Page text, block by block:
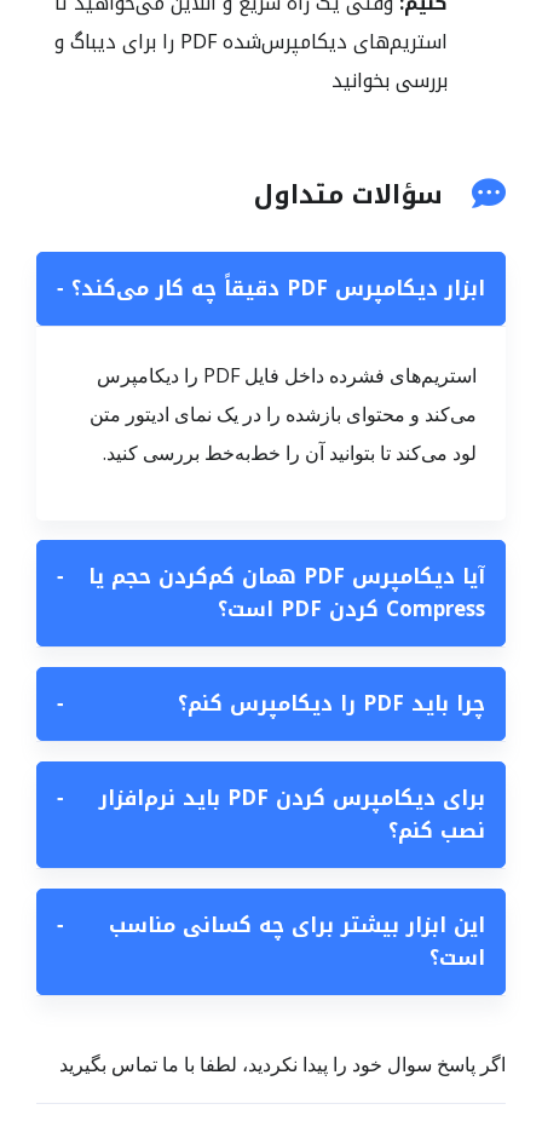
استریم‌های دیکامپرس‌شده PDF را برای دیباگ و
بررسی بخوانید
سؤالات متداول
ابزار دیکامپرس PDF دقیقاً چه کار می‌کند؟ −
استریم‌های فشرده داخل فایل PDF را دیکامپرس
می‌کند و محتوای بازشده را در یک نمای ادیتور متن
لود می‌کند تا بتوانید آن را خط‌به‌خط بررسی کنید.
آیا دیکامپرس PDF همان کم‌کردن حجم یا
Compress کردن PDF است؟
−
چرا باید PDF را دیکامپرس کنم؟ −
برای دیکامپرس کردن PDF باید نرم‌افزار
نصب کنم؟
−
این ابزار بیشتر برای چه کسانی مناسب
است؟
−
اگر پاسخ سوال خود را پیدا نکردید، لطفا با ما تماس بگیرید